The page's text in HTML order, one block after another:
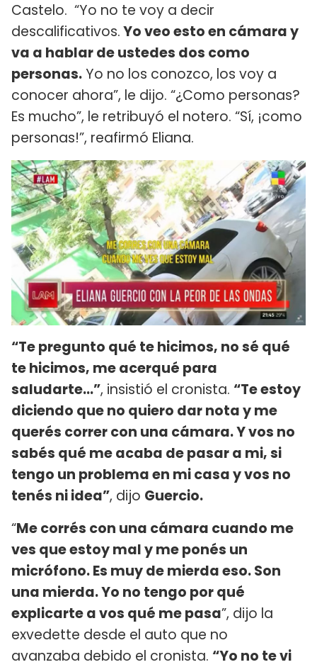
Castelo. “Yo no te voy a decir
descalificativos.Yo veo esto en cámara y
va a hablar de ustedes dos como
personas.Yo no los conozco, los voy a
conocer ahora”, le dijo. “¿Como personas?
Es mucho”, le retribuyó el notero. “Sí, ¡como
personas!”, reafirmó Eliana.
“Te pregunto qué te hicimos, no sé qué
te hicimos, me acerqué para
saludarte...”, insistió el cronista. “Te estoy
diciendo que no quiero dar nota y me
querés correr con una cámara. Y vos no
sabés qué me acaba de pasar a mi, si
tengo un problema en mi casa y vos no
tenés ni idea”, dijo Guercio.
“Me corrés con una cámara cuando me
ves que estoy mal y me ponés un
micrófono. Es muy de mierda eso. Son
una mierda. Yo no tengo por qué
explicarte a vos qué me pasa”, dijo la
exvedette desde el auto que no
avanzaba debido el cronista. “Yo no te vi